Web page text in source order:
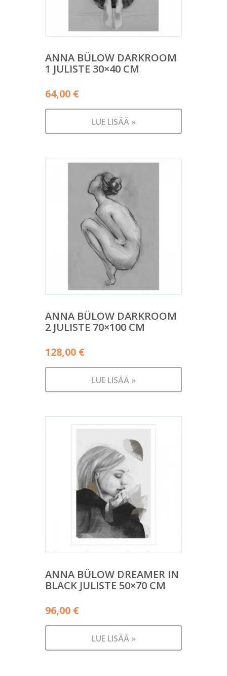
ANNA BÜLOW DARKROOM
1 JULISTE 30×40 CM
64,00 €
LUE LISÄÄ »
ANNA BÜLOW DARKROOM
2 JULISTE 70×100 CM
128,00 €
LUE LISÄÄ »
ANNA BÜLOW DREAMER IN
BLACK JULISTE 50×70 CM
96,00 €
LUE LISÄÄ »